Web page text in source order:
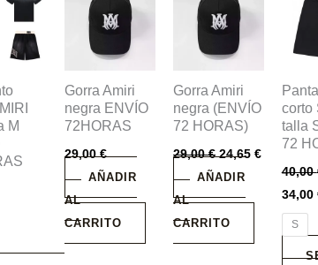
M
Gorra Amiri
negra ENVÍO
72HORAS
29,00€
AÑADIR
AL
CARRITO
Gorra Amiri
negra (ENVÍO
72 HORAS)
29,00€ 24,65 €
AÑADIR
AL
CARRITO
corto
talla
72
40,00
34,00
S
tiene
Las
se
elegir
en